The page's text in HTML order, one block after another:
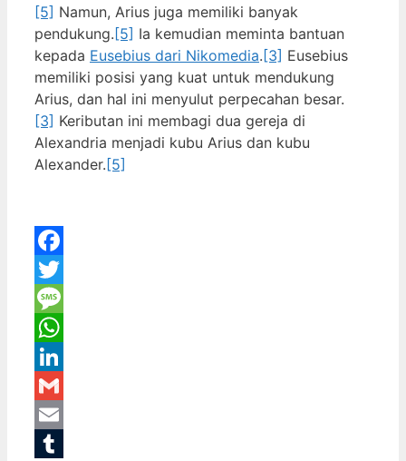
[5] Namun, Arius juga memiliki banyak
pendukung.[5] Ia kemudian meminta bantuan
kepada Eusebius dari Nikomedia.[3] Eusebius
memiliki posisi yang kuat untuk mendukung
Arius, dan hal ini menyulut perpecahan besar.
[3] Keributan ini membagi dua gereja di
Alexandria menjadi kubu Arius dan kubu
Alexander.[5]
Facebook
Twitter
Message
WhatsApp
LinkedIn
Gmail
Email